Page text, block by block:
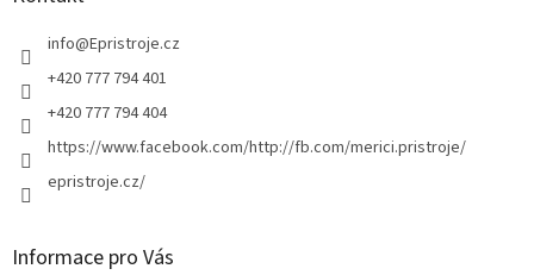
info@Epristroje.cz
+420 777 794 401
+420 777 794 404
https://www.facebook.com/http://fb.com/merici.pristroje/
epristroje.cz/
Informace pro Vás